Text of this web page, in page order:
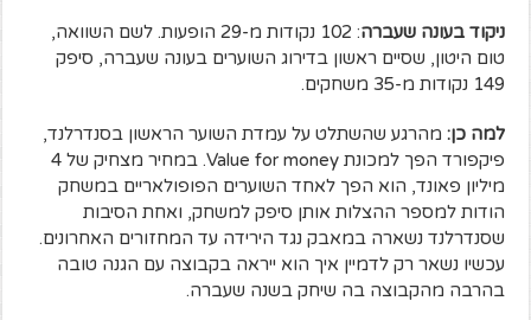
ניקוד בעונה שעברה
: 102 נקודות מ-29 הופעות. לשם השוואה,
טום היטון, שסיים ראשון בדירוג השוערים בעונה שעברה, סיפק
149 נקודות מ-35 משחקים.
למה כן: מהרגע שהשתלט על עמדת השוער הראשון בסנדרלנד,
פיקפורד הפך למכונת Value for money. במחיר מצחיק של 4
מיליון פאונד, הוא הפך לאחד השוערים הפופולאריים במשחק
הודות למספר ההצלות אותן סיפק למשחק, ואחת הסיבות
שסנדרלנד נשארה במאבק נגד הירידה עד המחזורים האחרונים.
עכשיו נשאר רק לדמיין איך הוא ייראה בקבוצה עם הגנה טובה
בהרבה מהקבוצה בה שיחק בשנה שעברה.